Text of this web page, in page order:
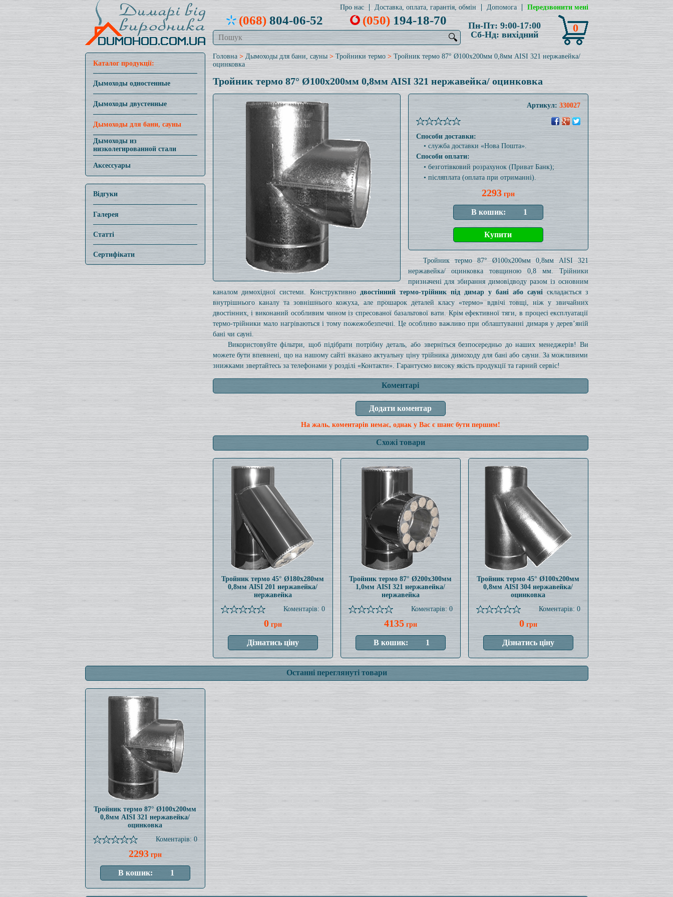
Про нас Доставка, оплата, гарантія, обмін Допомога Передзвонити мені
(068)804-06-52 (050)194-18-70
🔍
Пн-Пт: 9:00-17:00
Сб-Нд: вихідний
0
Каталог продукції:
Дымоходы одностенные
Дымоходы двустенные
Дымоходы для бани, сауны
Дымоходы из
низколегированной стали
Аксессуары
Відгуки
Галерея
Статті
Сертифікати
Головна> Дымоходы для бани, сауны>Тройники термо> Тройник термо 87° Ø100x200мм 0,8мм AISI 321 нержавейка/
оцинковка
Тройник термо 87° Ø100x200мм 0,8мм AISI 321 нержавейка/ оцинковка
Артикул:330027
Способи доставки:
• служба доставки «Нова Пошта».
Способи оплати:
• безготівковий розрахунок (Приват Банк);
• післяплата (оплата при отриманні).
2293грн
Тройник термо 87° Ø100x200мм 0,8мм AISI 321
нержавейка/ оцинковка товщиною 0,8 мм. Трійники
призначені для збирання димовідводу разом із основним
каналом димохідної системи. Конструктивнодвостінний термо-трійник під димар у бані або сауніскладається з
внутрішнього каналу та зовнішнього кожуха, але прошарок деталей класу «термо» вдвічі товщі, ніж у звичайних
двостінних, і виконаний особливим чином із спресованої базальтової вати. Крім ефективної тяги, в процесі експлуатації
термо-трійники мало нагріваються і тому пожежобезпечні. Це особливо важливо при облаштуванні димаря у дерев’яній
бані чи сауні.
Використовуйте фільтри, щоб підібрати потрібну деталь, або зверніться безпосередньо до наших менеджерів! Ви
можете бути впевнені, що на нашому сайті вказано актуальну ціну трійника димоходу для бані або сауни. За можливими
знижками звертайтесь за телефонами у розділі «Контакти». Гарантуємо високу якість продукції та гарний сервіс!
Коментарі
На жаль, коментарів немає, однак у Вас є шанс бути першим!
Схожі товари
Тройник термо 45° Ø180x280мм
0,8мм AISI 201 нержавейка/
нержавейка
Коментарів: 0
0грн
Тройник термо 87° Ø200x300мм
1,0мм AISI 321 нержавейка/
нержавейка
Коментарів: 0
4135грн
Тройник термо 45° Ø100x200мм
0,8мм AISI 304 нержавейка/
оцинковка
Коментарів: 0
0грн
Останні переглянуті товари
Тройник термо 87° Ø100x200мм
0,8мм AISI 321 нержавейка/
оцинковка
Коментарів: 0
2293грн